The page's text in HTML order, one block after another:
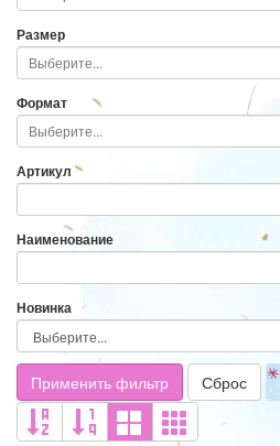
Размер
Формат
Артикул
Наименование
Новинка
Применить фильтр Сброс